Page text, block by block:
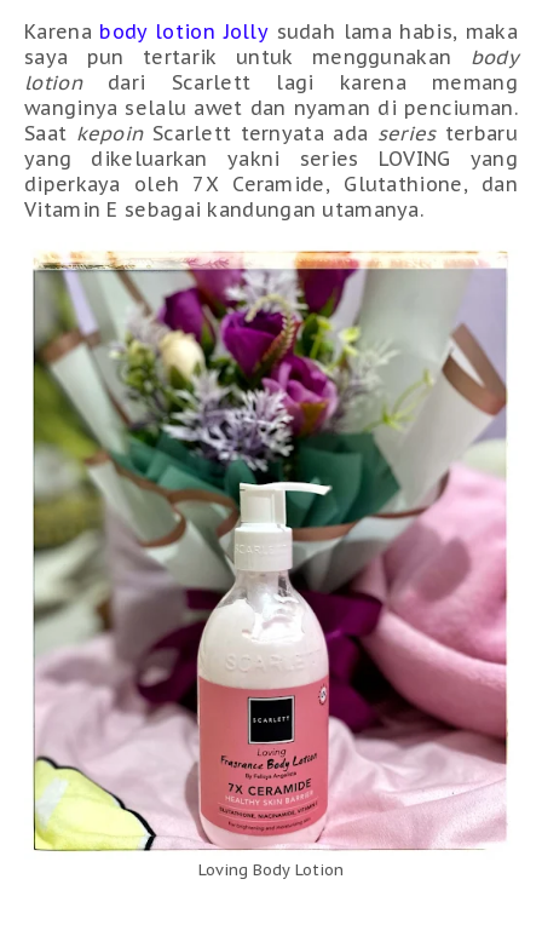
Karena body lotion Jolly sudah lama habis, maka
saya pun tertarik untuk menggunakan body
lotiondari Scarlett lagi karena memang
wanginya selalu awet dan nyaman di penciuman.
Saat kepoinScarlett ternyata ada seriesterbaru
yang dikeluarkan yakni series LOVING yang
diperkaya oleh 7X Ceramide, Glutathione, dan
Vitamin E sebagai kandungan utamanya.
Loving Body Lotion